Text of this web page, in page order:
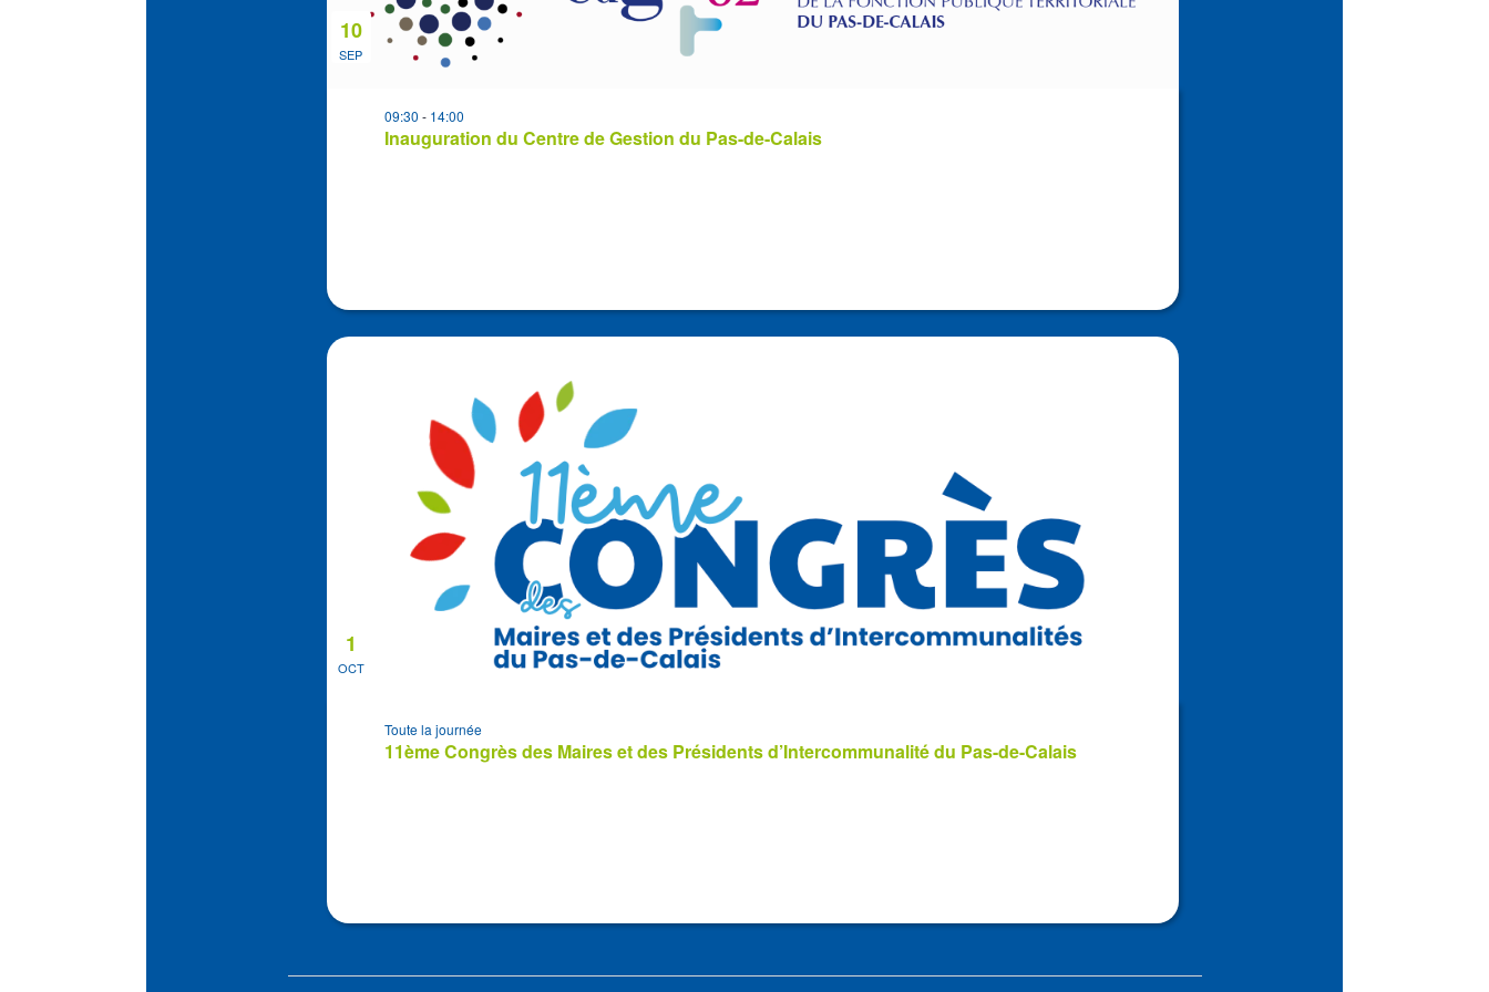
View
SEP
10
Inauguration du Centre de Gestion du Pas-de-Calais
09:30 - 14:00
OCT
1
11ème Congrès des Maires et des Présidents d’Intercommunalité du Pas-de-Calais
Toute la journée